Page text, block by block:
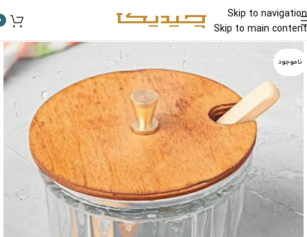
Skip to navigation
Skip to main content
ناموجود